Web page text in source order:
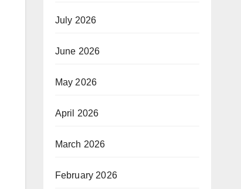
July 2026
June 2026
May 2026
April 2026
March 2026
February 2026